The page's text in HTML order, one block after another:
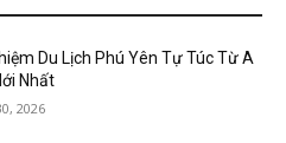
Du Lịch Phú Yên Tự Túc Từ A
Nhất
2026